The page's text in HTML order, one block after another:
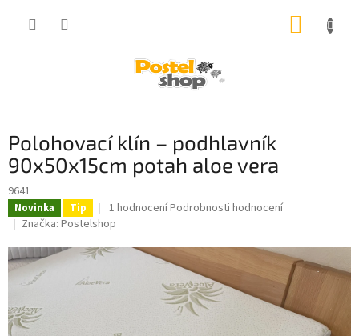
Polohovací klín – podhlavník
90x50x15cm potah aloe vera
9641
Novinka Tip
Průměrné
hodnocení
je
z
1 hodnoceníPodrobnosti hodnocení
Značka: Postelshop